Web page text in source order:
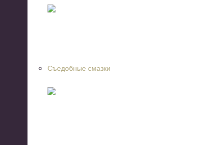
Съедобные смазки